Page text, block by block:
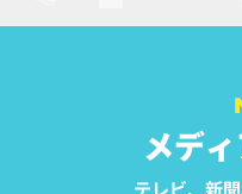
メデ
テレビ、新